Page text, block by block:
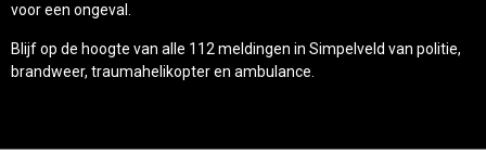
voor een ongeval.
Blijf op de hoogte van alle 112 meldingen in Simpelveld van politie,
brandweer, traumahelikopter en ambulance.